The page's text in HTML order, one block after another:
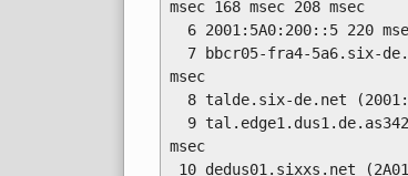
msec 168 msec 208 msec
msec
msec